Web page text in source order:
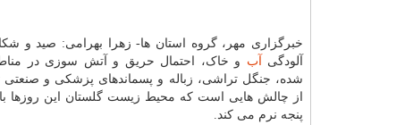
خبرگزاری مهر، گروه استان ها- زهرا بهرامی: صید و
آلودگی
آب و خاک، احتمال حریق و آتش سوزی در
شده، جنگل تراشی، زباله و پسماندهای پزشکی و صنعتی
از چالش هایی است که محیط زیست گلستان این روزها
پنجه نرم می کند.